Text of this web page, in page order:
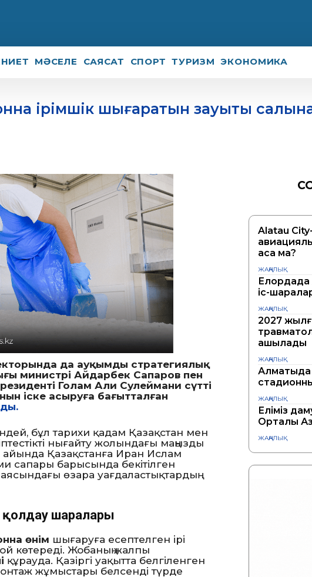
МӘСЕЛЕ САЯСАТ СПОРТ ТУРИЗМ ЭКОНОМИКА
ірімшік шығаратын зауыты
да ауқымды стратегиялық
министрі Айдарбек Сапаров пен
Голам Али Сулеймани сүтті
іске асыруға бағытталған
бұл тарихи қадам Қазақстан мен
нығайту жолындағы маңызды
айында Қазақстанға Иран Ислам
сапары барысында бекітілген
өзара уағдаластықтардың
қолдау шаралары
өнім шығаруға есептелген ірі
көтереді. Жобаның жалпы
құрауда. Қазіргі уақытта белгіленген
жұмыстары белсенді түрде
Alatau
аса ма?
ЖАҢАЛЫҚ
Елордада
іс-
ЖАҢАЛЫҚ
2027
ашылады
ЖАҢАЛЫҚ
Алматыда
ЖАҢАЛЫҚ
Еліміз
Орталық
ЖАҢАЛЫҚ